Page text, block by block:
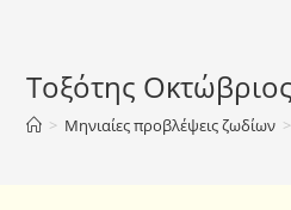
Τοξότης
> Μηνιαίες προβλέψεις ζωδίων >